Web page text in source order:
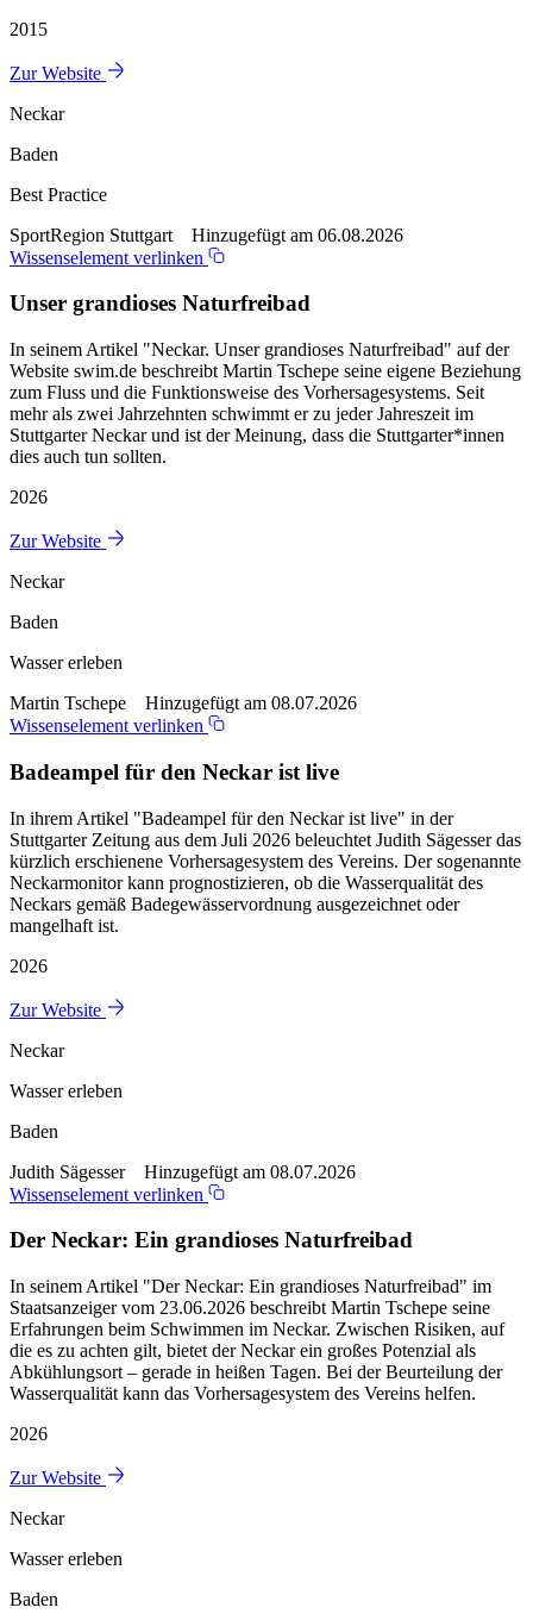
2015
Zur Website
Neckar
Baden
Best Practice
SportRegion Stuttgart Hinzugefügt am 06.08.2026
Wissenselement verlinken
Unser grandioses Naturfreibad
In seinem Artikel "Neckar. Unser grandioses Naturfreibad" auf der
Website swim.de beschreibt Martin Tschepe seine eigene Beziehung
zum Fluss und die Funktionsweise des Vorhersagesystems. Seit
mehr als zwei Jahrzehnten schwimmt er zu jeder Jahreszeit im
Stuttgarter Neckar und ist der Meinung, dass die Stuttgarter*innen
dies auch tun sollten.
2026
Zur Website
Neckar
Baden
Wasser erleben
Martin Tschepe Hinzugefügt am 08.07.2026
Wissenselement verlinken
Badeampel für den Neckar ist live
In ihrem Artikel "Badeampel für den Neckar ist live" in der
Stuttgarter Zeitung aus dem Juli 2026 beleuchtet Judith Sägesser das
kürzlich erschienene Vorhersagesystem des Vereins. Der sogenannte
Neckarmonitor kann prognostizieren, ob die Wasserqualität des
Neckars gemäß Badegewässervordnung ausgezeichnet oder
mangelhaft ist.
2026
Zur Website
Neckar
Wasser erleben
Baden
Judith Sägesser Hinzugefügt am 08.07.2026
Wissenselement verlinken
Der Neckar: Ein grandioses Naturfreibad
In seinem Artikel "Der Neckar: Ein grandioses Naturfreibad" im
Staatsanzeiger vom 23.06.2026 beschreibt Martin Tschepe seine
Erfahrungen beim Schwimmen im Neckar. Zwischen Risiken, auf
die es zu achten gilt, bietet der Neckar ein großes Potenzial als
Abkühlungsort – gerade in heißen Tagen. Bei der Beurteilung der
Wasserqualität kann das Vorhersagesystem des Vereins helfen.
2026
Zur Website
Neckar
Wasser erleben
Baden